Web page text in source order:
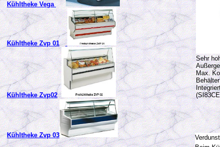
Kühltheke Vega
Kühltheke Zvp 01
Kühltheke Zvp02
Kühltheke Zvp 03
Sehr
Max.